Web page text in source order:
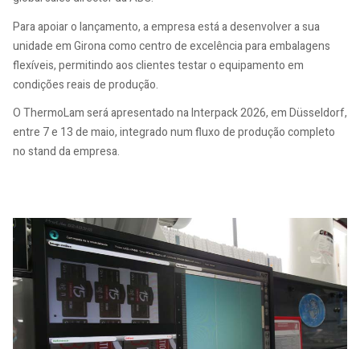
Para apoiar o lançamento, a empresa está a desenvolver a sua
unidade em Girona como centro de excelência para embalagens
flexíveis, permitindo aos clientes testar o equipamento em
condições reais de produção.
O ThermoLam será apresentado na Interpack 2026, em Düsseldorf,
entre 7 e 13 de maio, integrado num fluxo de produção completo
no stand da empresa.